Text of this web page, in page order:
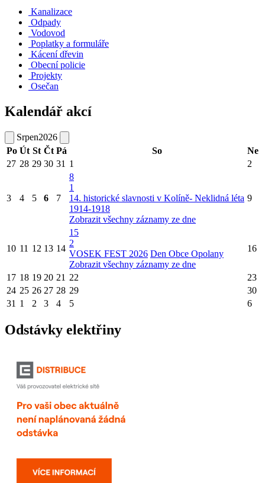
Kanalizace
Odpady
Vodovod
Poplatky a formuláře
Kácení dřevin
Obecní policie
Projekty
Osečan
Kalendář akcí
Srpen2026
Po Út St Čt Pá So
Ne
27 28 29 30 31 1 2
3 4 5 6 7
8
1
14. historické slavnosti v Kolíně- Neklidná léta
1914-1918
Zobrazit všechny záznamy ze dne
9
10 11 12 13 14
15
2
VOSEK FEST 2026 Den Obce Opolany
Zobrazit všechny záznamy ze dne
16
17 18 19 20 21 22
23
24 25 26 27 28 29
30
31 1 2 3 4 5 6
Odstávky elektřiny